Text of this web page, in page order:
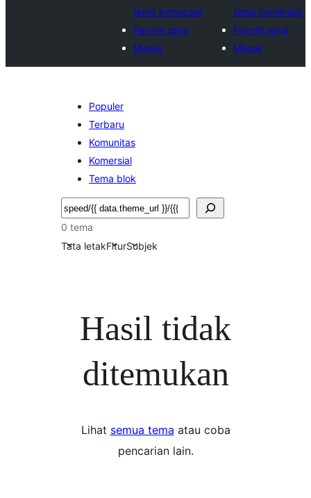
tema komersial
Favorit saya
Masuk
tema komersial
Favorit saya
Masuk
Populer
Terbaru
Komunitas
Komersial
Tema blok
Cari
0 tema
Tata letakFiturSubjek
Hasil tidak
ditemukan
Lihat semua tema atau coba
pencarian lain.